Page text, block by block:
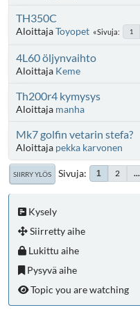
TH350C
AloittajaToyopet Sivuja 1
4L60 öljynvaihto
Aloittaja Keme
Th200r4 kymysys
Aloittaja manha
Mk7 golfin vetarin stefa?
Aloittaja pekka karvonen
SIIRRY YLÖS Sivuja 1 2 ...
Kysely
Siirretty aihe
Lukittu aihe
Pysyvä aihe
Topic you are watching